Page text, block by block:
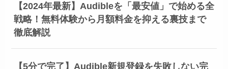
【2024年最新】Audibleを「最安値」で始める全
戦略！無料体験から月額料金を抑える裏技まで
徹底解説
【5分で完了】Audible新規登録を失敗しない完